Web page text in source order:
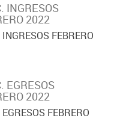
INGRESOS
2022
INGRESOS FEBRERO
EGRESOS
2022
FEBRERO